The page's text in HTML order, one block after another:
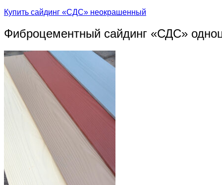
Купить сайдинг «СДС» неокрашенный
Фиброцементный сайдинг «СДС»